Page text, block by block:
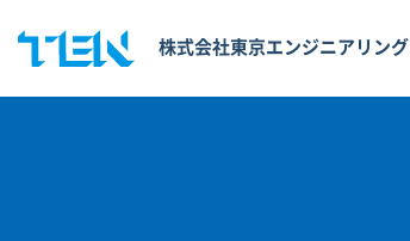
株式会社東京エンジニアリング